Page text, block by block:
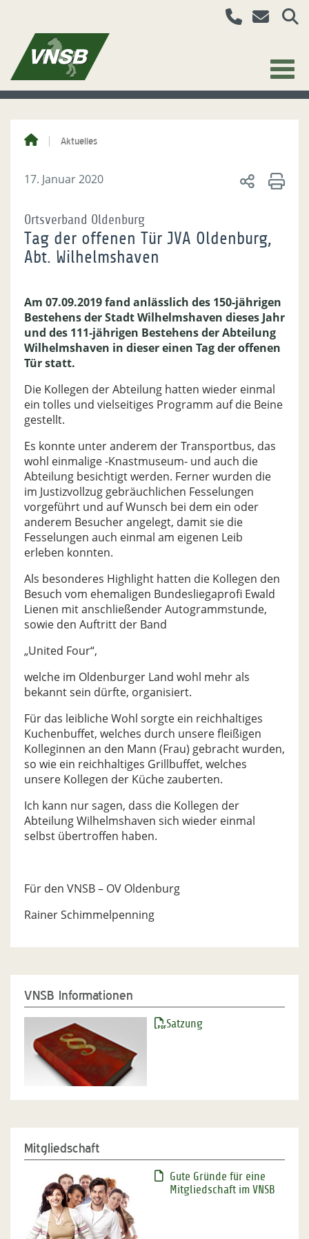
Aktuelles
17. Januar 2020
Ortsverband Oldenburg
Tag der offenen Tür JVA Oldenburg,
Abt. Wilhelmshaven
Am 07.09.2019 fand anlässlich des 150-jährigen
Bestehens der Stadt Wilhelmshaven dieses Jahr
und des 111-jährigen Bestehens der Abteilung
Wilhelmshaven in dieser einen Tag der offenen
Tür statt.
Die Kollegen der Abteilung hatten wieder einmal
ein tolles und vielseitiges Programm auf die Beine
gestellt.
Es konnte unter anderem der Transportbus, das
wohl einmalige -Knastmuseum- und auch die
Abteilung besichtigt werden. Ferner wurden die
im Justizvollzug gebräuchlichen Fesselungen
vorgeführt und auf Wunsch bei dem ein oder
anderem Besucher angelegt, damit sie die
Fesselungen auch einmal am eigenen Leib
erleben konnten.
Als besonderes Highlight hatten die Kollegen den
Besuch vom ehemaligen Bundesliegaprofi Ewald
Lienen mit anschließender Autogrammstunde,
sowie den Auftritt der Band
„United Four“,
welche im Oldenburger Land wohl mehr als
bekannt sein dürfte, organisiert.
Für das leibliche Wohl sorgte ein reichhaltiges
Kuchenbuffet, welches durch unsere fleißigen
Kolleginnen an den Mann (Frau) gebracht wurden,
so wie ein reichhaltiges Grillbuffet, welches
unsere Kollegen der Küche zauberten.
Ich kann nur sagen, dass die Kollegen der
Abteilung Wilhelmshaven sich wieder einmal
selbst übertroffen haben.
Für den VNSB – OV Oldenburg
Rainer Schimmelpenning
VNSB Informationen
Satzung
Mitgliedschaft
Gute Gründe für eine
Mitgliedschaft im VNSB